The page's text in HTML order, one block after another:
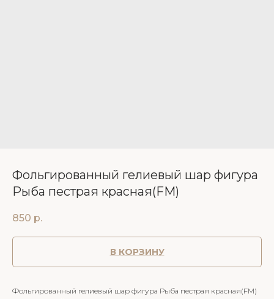
Фольгированный гелиевый шар фигура
Рыба пестрая красная(FM)
850 р.
В КОРЗИНУ
Фольгированный гелиевый шар фигура Рыба пестрая красная(FM)